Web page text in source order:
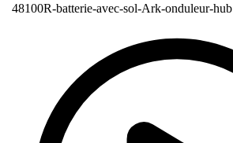
48100R-batterie-avec-sol-Ark-onduleur-hub